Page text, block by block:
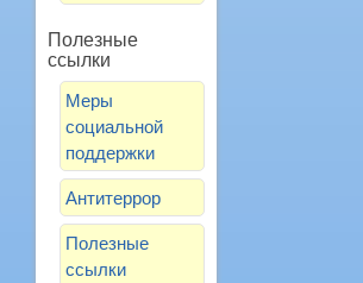
Полезные
ссылки
Меры
социальной
поддержки
Антитеррор
Полезные
ссылки